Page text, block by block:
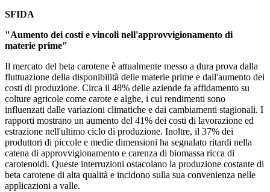
SFIDA
"Aumento dei costi e vincoli nell'approvvigionamento di
materie prime"
Il mercato del beta carotene è attualmente messo a dura prova dalla
fluttuazione della disponibilità delle materie prime e dall'aumento dei
costi di produzione. Circa il 48% delle aziende fa affidamento su
colture agricole come carote e alghe, i cui rendimenti sono
influenzati dalle variazioni climatiche e dai cambiamenti stagionali. I
rapporti mostrano un aumento del 41% dei costi di lavorazione ed
estrazione nell'ultimo ciclo di produzione. Inoltre, il 37% dei
produttori di piccole e medie dimensioni ha segnalato ritardi nella
catena di approvvigionamento e carenza di biomassa ricca di
carotenoidi. Queste interruzioni ostacolano la produzione costante di
beta carotene di alta qualità e incidono sulla sua convenienza nelle
applicazioni a valle.